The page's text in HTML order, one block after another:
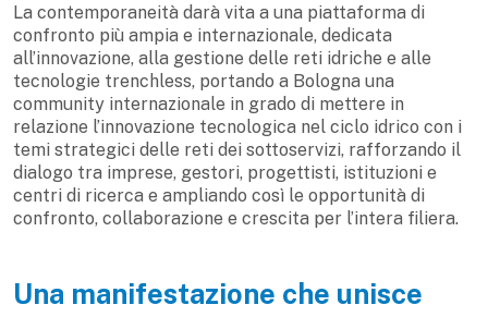
La contemporaneità darà vita a una piattaforma di
confronto più ampia e internazionale, dedicata
all’innovazione, alla gestione delle reti idriche e alle
tecnologie trenchless, portando a Bologna una
community internazionale in grado di mettere in
relazione l’innovazione tecnologica nel ciclo idrico con i
temi strategici delle reti dei sottoservizi, rafforzando il
dialogo tra imprese, gestori, progettisti, istituzioni e
centri di ricerca e ampliando così le opportunità di
confronto, collaborazione e crescita per l’intera filiera.
Una manifestazione che unisce